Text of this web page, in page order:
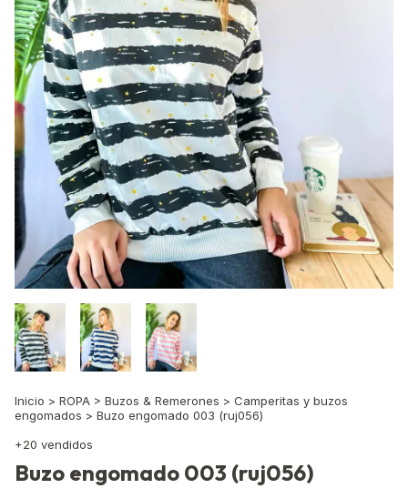
Inicio > ROPA > Buzos & Remerones > Camperitas y buzos
engomados > Buzo engomado 003 (ruj056)
+20 vendidos
Buzo engomado 003 (ruj056)